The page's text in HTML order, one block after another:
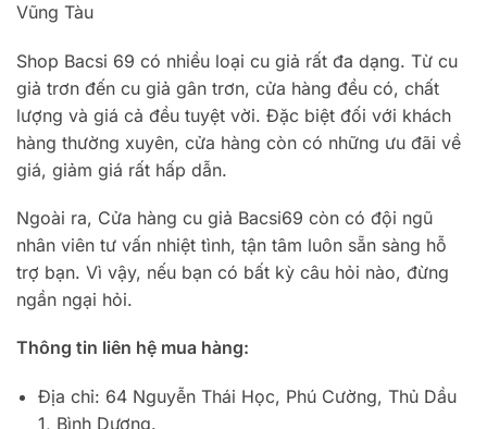
Vũng Tàu
Shop Bacsi 69 có nhiều loại cu giả rất đa dạng. Từ cu
giả trơn đến cu giả gân trơn, cửa hàng đều có, chất
lượng và giá cả đều tuyệt vời. Đặc biệt đối với khách
hàng thường xuyên, cửa hàng còn có những ưu đãi về
giá, giảm giá rất hấp dẫn.
Ngoài ra, Cửa hàng cu giả Bacsi69 còn có đội ngũ
nhân viên tư vấn nhiệt tình, tận tâm luôn sẵn sàng hỗ
trợ bạn. Vì vậy, nếu bạn có bất kỳ câu hỏi nào, đừng
ngần ngại hỏi.
Thông tin liên hệ mua hàng:
Địa chỉ: 64 Nguyễn Thái Học, Phú Cường, Thủ Dầu
1, Bình Dương.